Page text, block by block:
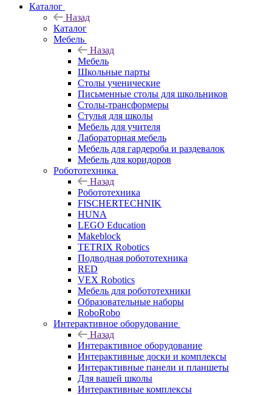
Каталог
Назад
Каталог
Мебель
Назад
Мебель
Школьные парты
Столы ученические
Письменные столы для школьников
Столы-трансформеры
Стулья для школы
Мебель для учителя
Лабораторная мебель
Мебель для гардероба и раздевалок
Мебель для коридоров
Робототехника
Назад
Робототехника
FISCHERTECHNIK
HUNA
LEGO Education
Makeblock
TETRIX Robotics
Подводная робототехника
RED
VEX Robotics
Мебель для робототехники
Образовательные наборы
RoboRobo
Интерактивное оборудование
Назад
Интерактивное оборудование
Интерактивные доски и комплексы
Интерактивные панели и планшеты
Для вашей школы
Интерактивные комплексы